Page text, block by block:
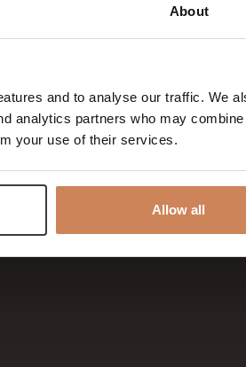
About
and to analyse our traffic. We
analytics partners who may
your use of their services.
Allow all